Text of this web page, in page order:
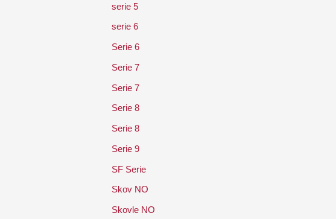
serie 5
serie 6
Serie 6
Serie 7
Serie 7
Serie 8
Serie 8
Serie 9
SF Serie
Skov NO
Skovle NO